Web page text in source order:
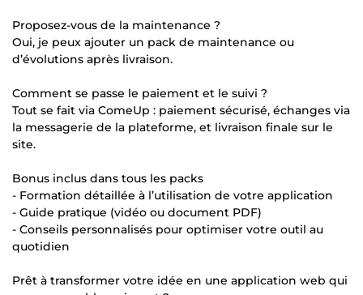
Proposez-vous de la maintenance ?
Oui, je peux ajouter un pack de maintenance ou
d’évolutions après livraison.
Comment se passe le paiement et le suivi ?
Tout se fait via ComeUp : paiement sécurisé, échanges via
la messagerie de la plateforme, et livraison finale sur le
site.
Bonus inclus dans tous les packs
- Formation détaillée à l’utilisation de votre application
- Guide pratique (vidéo ou document PDF)
- Conseils personnalisés pour optimiser votre outil au
quotidien
Prêt à transformer votre idée en une application web qui